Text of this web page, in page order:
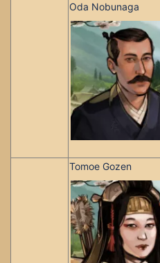
Oda Nobunaga
Tomoe Gozen